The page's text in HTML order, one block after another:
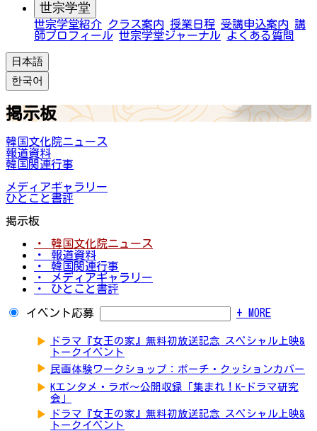
世宗学堂
世宗学堂紹介 クラス案内 授業日程 受講申込案内 講
師プロフィール 世宗学堂ジャーナル よくある質問
日本語
한국어
掲示板
韓国文化院ニュース
報道資料
韓国関連行事
メディアギャラリー
ひとこと書評
掲示板
・ 韓国文化院ニュース
・ 報道資料
・ 韓国関連行事
・ メディアギャラリー
・ ひとこと書評
イベント応募 + MORE
▶
ドラマ『女王の家』無料初放送記念 スペシャル上映&
トークイベント
▶ 民画体験ワークショップ：ポーチ・クッションカバー
▶ Kエンタメ・ラボ～公開収録「集まれ！K-ドラマ研究
会」
▶
ドラマ『女王の家』無料初放送記念 スペシャル上映&
トークイベント